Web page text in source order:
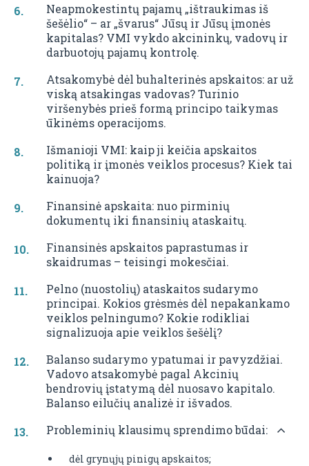
Neapmokestintų pajamų „ištraukimas iš
šešėlio“ – ar „švarus“ Jūsų ir Jūsų įmonės
kapitalas? VMI vykdo akcininkų, vadovų ir
darbuotojų pajamų kontrolę.
Atsakomybė dėl buhalterinės apskaitos: ar už
viską atsakingas vadovas? Turinio
viršenybės prieš formą principo taikymas
ūkinėms operacijoms.
Išmanioji VMI: kaip ji keičia apskaitos
politiką ir įmonės veiklos procesus? Kiek tai
kainuoja?
Finansinė apskaita: nuo pirminių
dokumentų iki finansinių ataskaitų.
Finansinės apskaitos paprastumas ir
skaidrumas – teisingi mokesčiai.
Pelno (nuostolių) ataskaitos sudarymo
principai. Kokios grėsmės dėl nepakankamo
veiklos pelningumo? Kokie rodikliai
signalizuoja apie veiklos šešėlį?
Balanso sudarymo ypatumai ir pavyzdžiai.
Vadovo atsakomybė pagal Akcinių
bendrovių įstatymą dėl nuosavo kapitalo.
Balanso eilučių analizė ir išvados.
Probleminių klausimų sprendimo būdai:
dėl grynųjų pinigų apskaitos;